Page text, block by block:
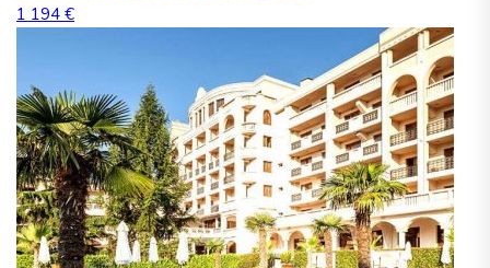
1 194 €